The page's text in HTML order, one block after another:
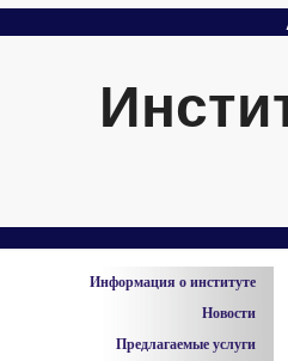
Информация о институте
Новости
Предлагаемые услуги